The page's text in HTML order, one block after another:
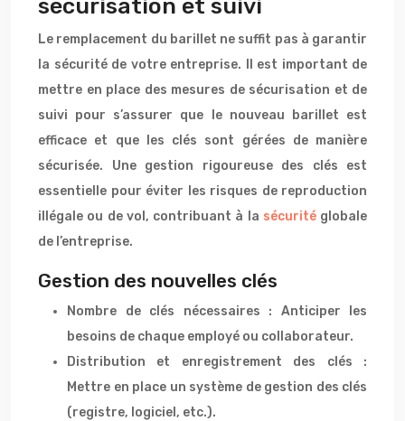
sécurisation et suivi
Le remplacement du barillet ne suffit pas à garantir
la sécurité de votre entreprise. Il est important de
mettre en place des mesures de sécurisation et de
suivi pour s’assurer que le nouveau barillet est
efficace et que les clés sont gérées de manière
sécurisée. Une gestion rigoureuse des clés est
essentielle pour éviter les risques de reproduction
illégale ou de vol, contribuant à la sécurité globale
de l’entreprise.
Gestion des nouvelles clés
Nombre de clés nécessaires : Anticiper les
besoins de chaque employé ou collaborateur.
Distribution et enregistrement des clés :
Mettre en place un système de gestion des clés
(registre, logiciel, etc.).